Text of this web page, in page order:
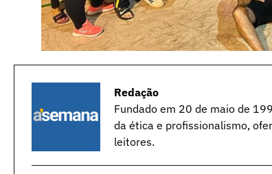
Redação
Fundado em 20 de maio de
da ética e profissionalismo,
leitores.